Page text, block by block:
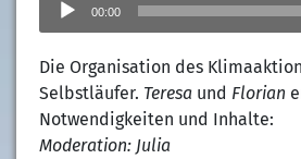
Player
00:00
Die Organisation des
Selbstläufer. Teresa und Florian
Notwendigkeiten und Inhalte:
Moderation: Julia